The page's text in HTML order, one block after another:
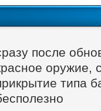
после
оружие,
типа